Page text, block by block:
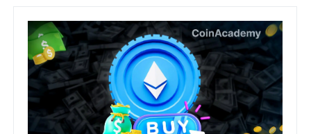
Comment acheter de l’Ethereum (ETH) en 2026 ?